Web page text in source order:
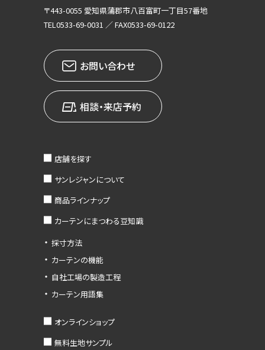
〒443-0055 愛知県蒲郡市八百富町一丁目57番地
TEL0533-69-0031 ／ FAX0533-69-0122
お問い合わせ
相談・来店予約
店舗を探す
サンレジャンについて
商品ラインナップ
カーテンにまつわる豆知識
採寸方法
カーテンの機能
自社工場の製造工程
カーテン用語集
オンラインショップ
無料生地サンプル